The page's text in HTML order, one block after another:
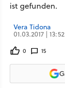
ist gefunden.
Vera Tidona
01.03.2017 |
0 15